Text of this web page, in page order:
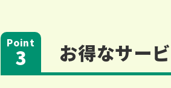
3 お得なサー